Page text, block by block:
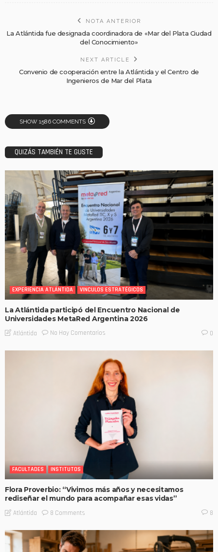
NOTA ANTERIOR
La Atlántida fue designada coordinadora de «Mar del Plata Ciudad
del Conocimiento»
NEXT ARTICLE
Convenio de cooperación entre la Atlántida y el Centro de
Ingenieros de Mar del Plata
SHOW 1586 COMMENTS
QUIZÁS TAMBIÉN TE GUSTE
EXPERIENCIA ATLÁNTIDA VINCULOS ESTRATÉGICOS
La Atlántida participó del Encuentro Nacional de
Universidades MetaRed Argentina 2026
Atlántida No Hay Comentarios 0
FACULTADES INSTITUTOS
Flora Proverbio: “Vivimos más años y necesitamos
rediseñar el mundo para acompañar esas vidas”
Atlántida 8 Comments 8